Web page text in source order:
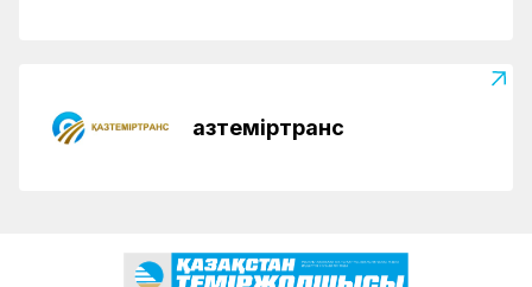
Қазтеміртранс